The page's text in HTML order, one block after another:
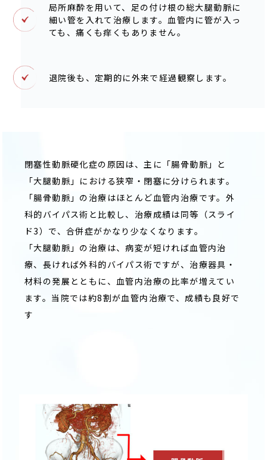
局所麻酔を用いて、足の付け根の総大腿動脈に
細い管を入れて治療します。血管内に管が入っ
ても、痛くも痒くもありません。
退院後も、定期的に外来で経過観察します。
閉塞性動脈硬化症の原因は、主に「腸骨動脈」と
「大腿動脈」における狭窄・閉塞に分けられます。
「腸骨動脈」の治療はほとんど血管内治療です。外
科的バイパス術と比較し、治療成績は同等（スライ
ド3）で、合併症がかなり少なくなります。
「大腿動脈」の治療は、病変が短ければ血管内治
療、長ければ外科的バイパス術ですが、治療器具・
材料の発展とともに、血管内治療の比率が増えてい
ます。当院では約8割が血管内治療で、成績も良好で
す